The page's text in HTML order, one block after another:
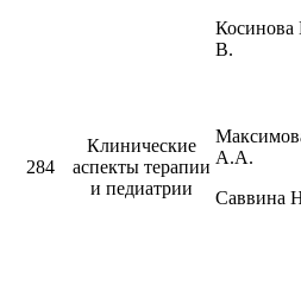
В.
284
Клинические
аспекты терапии
и педиатрии
А.А.
Саввина